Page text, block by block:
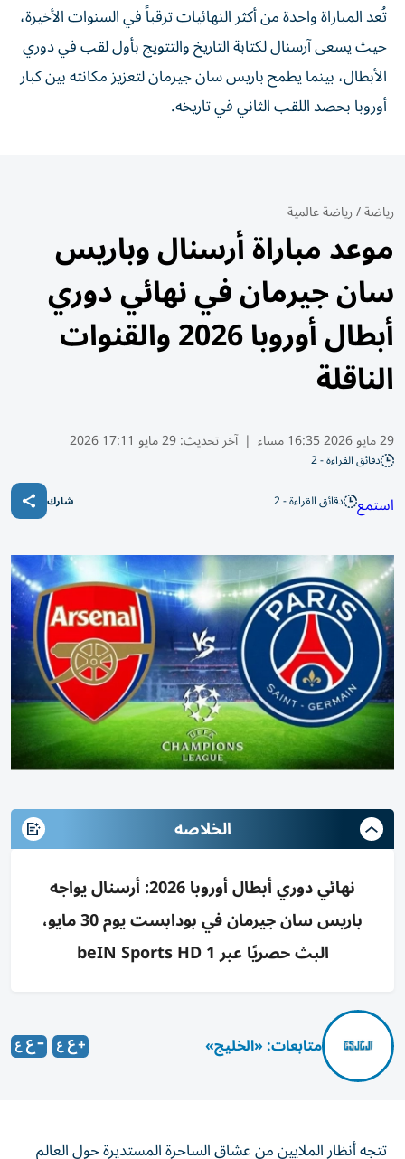
تُعد المباراة واحدة من أكثر النهائيات ترقباً في السنوات الأخيرة،
حيث يسعى آرسنال لكتابة التاريخ والتتويج بأول لقب في دوري
الأبطال، بينما يطمح باريس سان جيرمان لتعزيز مكانته بين كبار
أوروبا بحصد اللقب الثاني في تاريخه.
رياضة/رياضة عالمية
موعد مباراة أرسنال وباريس
سان جيرمان في نهائي دوري
أبطال أوروبا 2026 والقنوات
الناقلة
29 مايو 2026 16:35 مساء | آخر تحديث:29 مايو 17:11 2026
دقائق القراءة - 2
استمع دقائق القراءة - 2 شارك
الخلاصه
نهائي دوري أبطال أوروبا 2026: أرسنال يواجه
باريس سان جيرمان في بودابست يوم 30 مايو،
البث حصريًا عبر beIN Sports HD 1
متابعات: «الخليج»
تتجه أنظار الملايين من عشاق الساحرة المستديرة حول العالم